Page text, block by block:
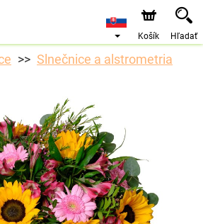
prostredníctvom nášho e-shopu.
doručenia je od 10.8.2026 z
Košík Hľadať
Slnečnice a alstrometria